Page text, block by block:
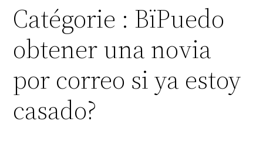
Catégorie : ВїPuedo
obtener una novia
por correo si ya estoy
casado?